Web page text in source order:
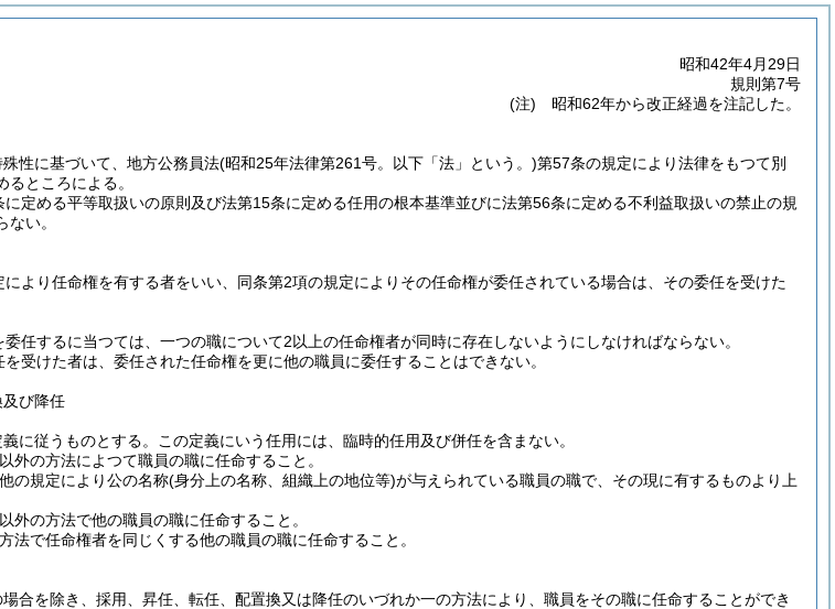
昭和42年4月29日
規則第7号
(注) 昭和62年から改正経過を注記した。
性に基づいて、地方公務員法(昭和25年法律第261号。以下「法」という。)第57条の規定により法律をもつて別
ところによる。
定める平等取扱いの原則及び法第15条に定める任用の根本基準並びに法第56条に定める不利益取扱いの禁止の規
い。
より任命権を有する者をいい、同条第2項の規定によりその任命権が委任されている場合は、その委任を受けた
任するに当つては、一つの職について2以上の任命権者が同時に存在しないようにしなければならない。
受けた者は、委任された任命権を更に他の職員に委任することはできない。
び降任
に従うものとする。
この定義にいう任用には、臨時的任用及び併任を含まない。
の方法によつて職員の職に任命すること。
の規定により公の名称(身分上の名称、組織上の地位等)が与えられている職員の職で、その現に有するものより上
の方法で他の職員の職に任命すること。
で任命権者を同じくする他の職員の職に任命すること。
合を除き、採用、昇任、転任、配置換又は降任のいづれか一の方法により、職員をその職に任命することができ